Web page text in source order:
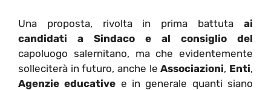
Una proposta, rivolta in prima battuta ai
candidati a Sindaco e al consiglio del
capoluogo salernitano, ma che evidentemente
solleciterà in futuro, anche leAssociazioni, Enti,
Agenzie educative e in generale quanti siano